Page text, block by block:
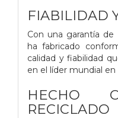
FIABILIDAD
Con una garantía de
ha fabricado
calidad y fiabilidad
en el líder mundial
HECHO
RECICLADO